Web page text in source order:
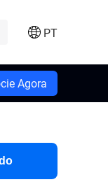
PT
Agora